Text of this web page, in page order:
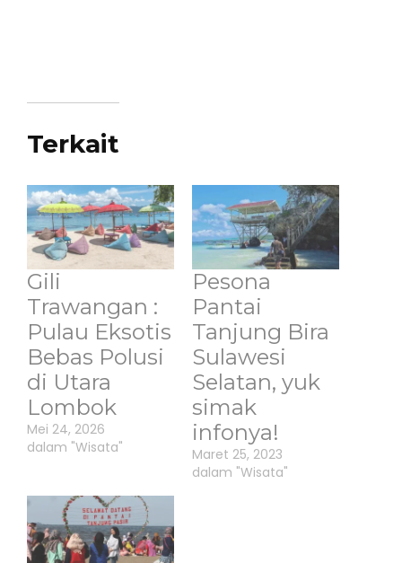
Terkait
Gili
Trawangan :
Pulau Eksotis
Bebas Polusi
di Utara
Lombok
Mei 24, 2026
dalam "Wisata"
Pesona
Pantai
Tanjung Bira
Sulawesi
Selatan, yuk
simak
infonya!
Maret 25, 2023
dalam "Wisata"